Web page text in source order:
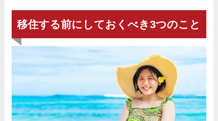
移住する前にしておくべき3つのこと